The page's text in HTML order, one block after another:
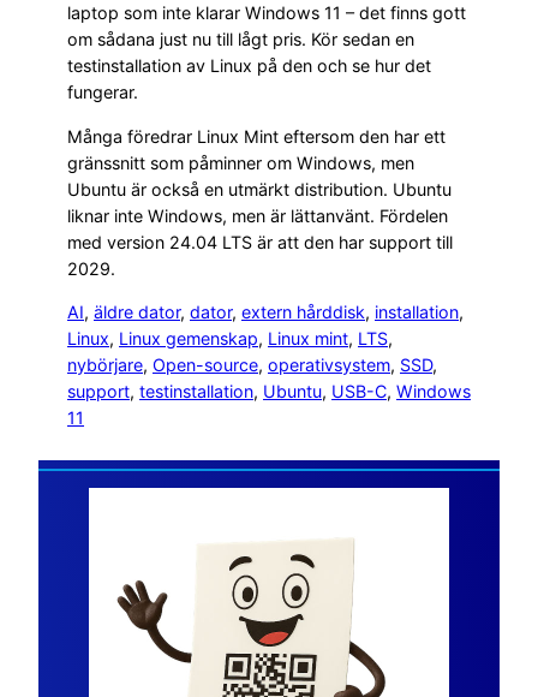
laptop som inte klarar Windows 11 – det finns gott
om sådana just nu till lågt pris. Kör sedan en
testinstallation av Linux på den och se hur det
fungerar.
Många föredrar Linux Mint eftersom den har ett
gränssnitt som påminner om Windows, men
Ubuntu är också en utmärkt distribution. Ubuntu
liknar inte Windows, men är lättanvänt. Fördelen
med version 24.04 LTS är att den har support till
2029.
AI, äldre dator, dator, extern hårddisk, installation
Linux, Linux gemenskap, Linux mint, LTS
nybörjare, Open-source, operativsystem, SSD
support, testinstallation, Ubuntu, USB-C, Windows
11